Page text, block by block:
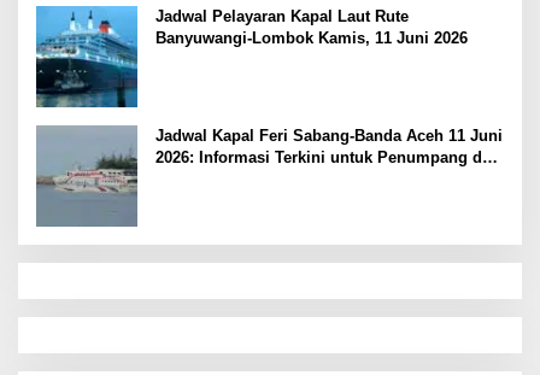
Jadwal Pelayaran Kapal Laut Rute
Banyuwangi-Lombok Kamis, 11 Juni 2026
Jadwal Kapal Feri Sabang-Banda Aceh 11 Juni
2026: Informasi Terkini untuk Penumpang dan